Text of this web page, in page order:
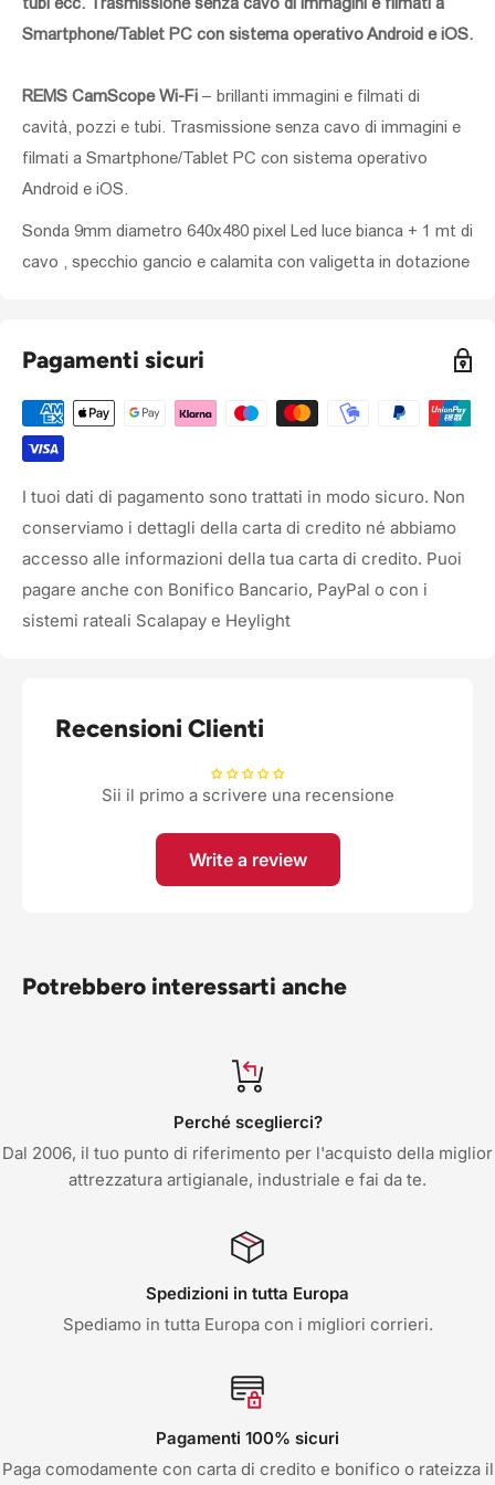
Smartphone/Tablet PC con sistema operativo Android e iOS.
REMS CamScope Wi-Fi – brillanti immagini e filmati di
cavità, pozzi e tubi. Trasmissione senza cavo di immagini e
filmati a Smartphone/Tablet PC con sistema operativo
Android e iOS.
Sonda 9mm diametro 640x480 pixel Led luce bianca + 1 mt di
cavo , specchio gancio e calamita con valigetta in dotazione
Pagamenti sicuri
I tuoi dati di pagamento sono trattati in modo sicuro. Non
conserviamo i dettagli della carta di credito né abbiamo
accesso alle informazioni della tua carta di credito. Puoi
pagare anche con Bonifico Bancario, PayPal o con i
sistemi rateali Scalapay e Heylight
Recensioni Clienti
Sii il primo a scrivere una recensione
Write a review
Potrebbero interessarti anche
Perché sceglierci?
Dal 2006, il tuo punto di riferimento per l'acquisto della miglior
attrezzatura artigianale, industriale e fai da te.
Spedizioni in tutta Europa
Spediamo in tutta Europa con i migliori corrieri.
Pagamenti 100% sicuri
Paga comodamente con carta di credito e bonifico o rateizza il